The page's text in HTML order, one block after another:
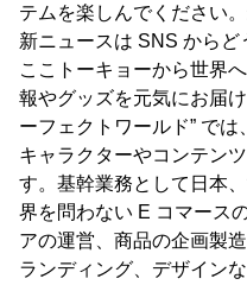
テムを楽しんでください
新ニュースは SNS から
ここトーキョーから世界
報やグッズを元気にお届
ーフェクトワールド” では、
キャラクターやコンテン
す。基幹業務として日本
界を問わない E コマース
アの運営、商品の企画製
ランディング、デザイン